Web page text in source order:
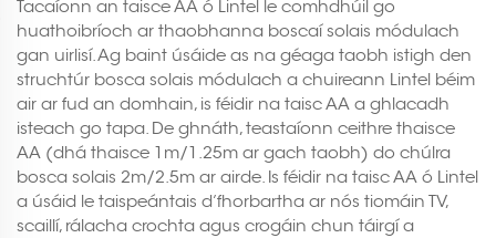
Tacaíonn an taisce AA ó Lintel le comhdhúil go
huathoibríoch ar thaobhanna boscaí solais módulach
gan uirlisí. Ag baint úsáide as na géaga taobh istigh den
struchtúr bosca solais módulach a chuireann Lintel béim
air ar fud an domhain, is féidir na taisc AA a ghlacadh
isteach go tapa. De ghnáth, teastaíonn ceithre thaisce
AA (dhá thaisce 1m/1.25m ar gach taobh) do chúlra
bosca solais 2m/2.5m ar airde. Is féidir na taisc AA ó Lintel
a úsáid le taispeántais d’fhorbartha ar nós tiomáin TV,
scaillí, rálacha crochta agus crogáin chun táirgí a